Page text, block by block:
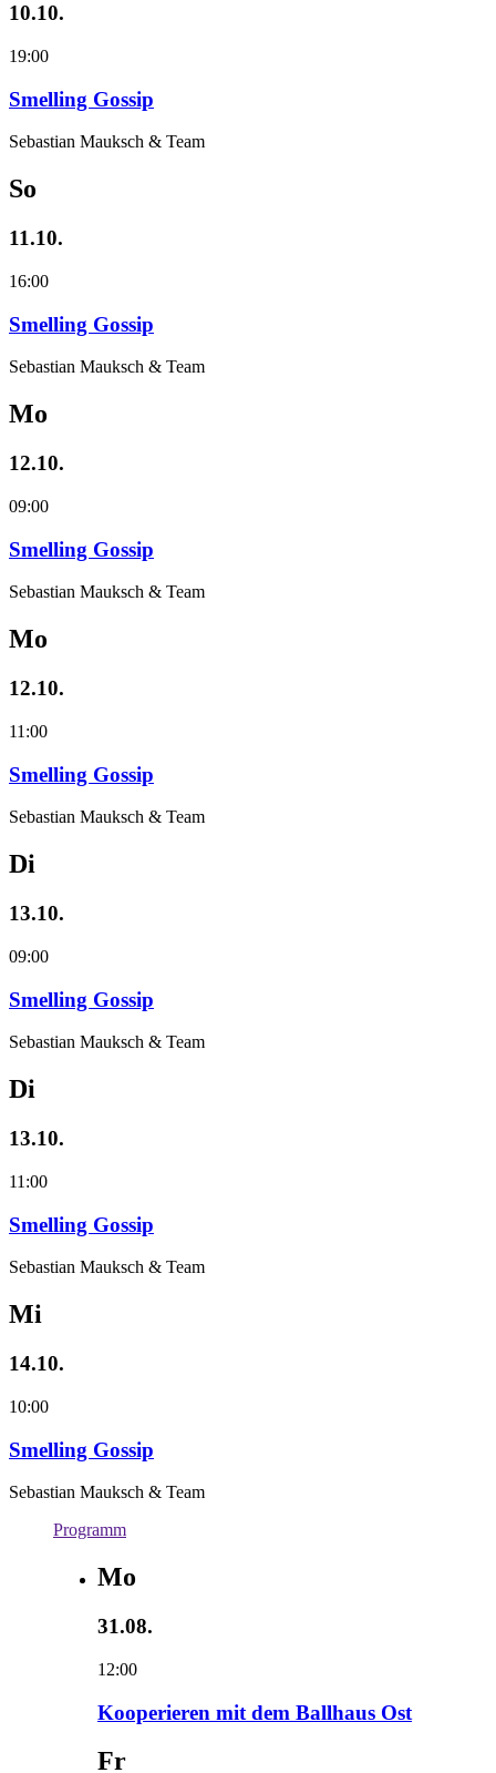
10.10.
19:00
Smelling Gossip
Sebastian Mauksch & Team
So
11.10.
16:00
Smelling Gossip
Sebastian Mauksch & Team
Mo
12.10.
09:00
Smelling Gossip
Sebastian Mauksch & Team
Mo
12.10.
11:00
Smelling Gossip
Sebastian Mauksch & Team
Di
13.10.
09:00
Smelling Gossip
Sebastian Mauksch & Team
Di
13.10.
11:00
Smelling Gossip
Sebastian Mauksch & Team
Mi
14.10.
10:00
Smelling Gossip
Sebastian Mauksch & Team
Programm
Mo
31.08.
12:00
Kooperieren mit dem Ballhaus Ost
Fr